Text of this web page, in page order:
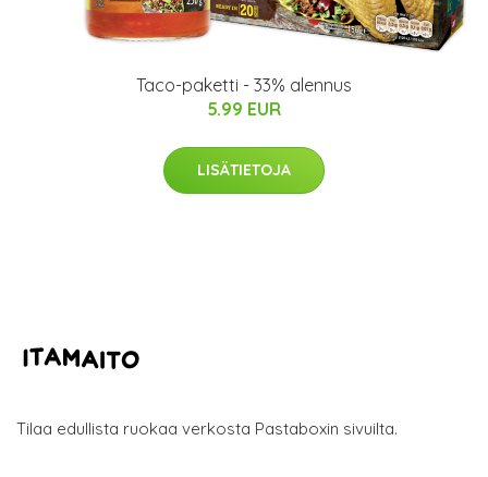
Taco-paketti - 33% alennus
5.99 EUR
LISÄTIETOJA
Tilaa edullista ruokaa verkosta Pastaboxin sivuilta.